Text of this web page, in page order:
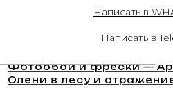
Написать в
Написать в
Фотообои и фрески —
Олени в лесу и